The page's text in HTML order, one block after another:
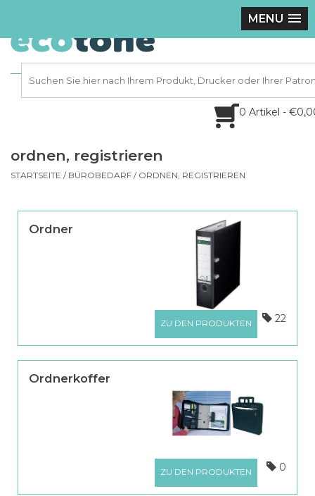
MENU
0 Artikel -
ordnen, registrieren
STARTSEITE / BÜROBEDARF / ORDNEN, REGISTRIEREN
Ordner
ZU DEN PRODUKTEN 22
Ordnerkoffer
ZU DEN PRODUKTEN 0